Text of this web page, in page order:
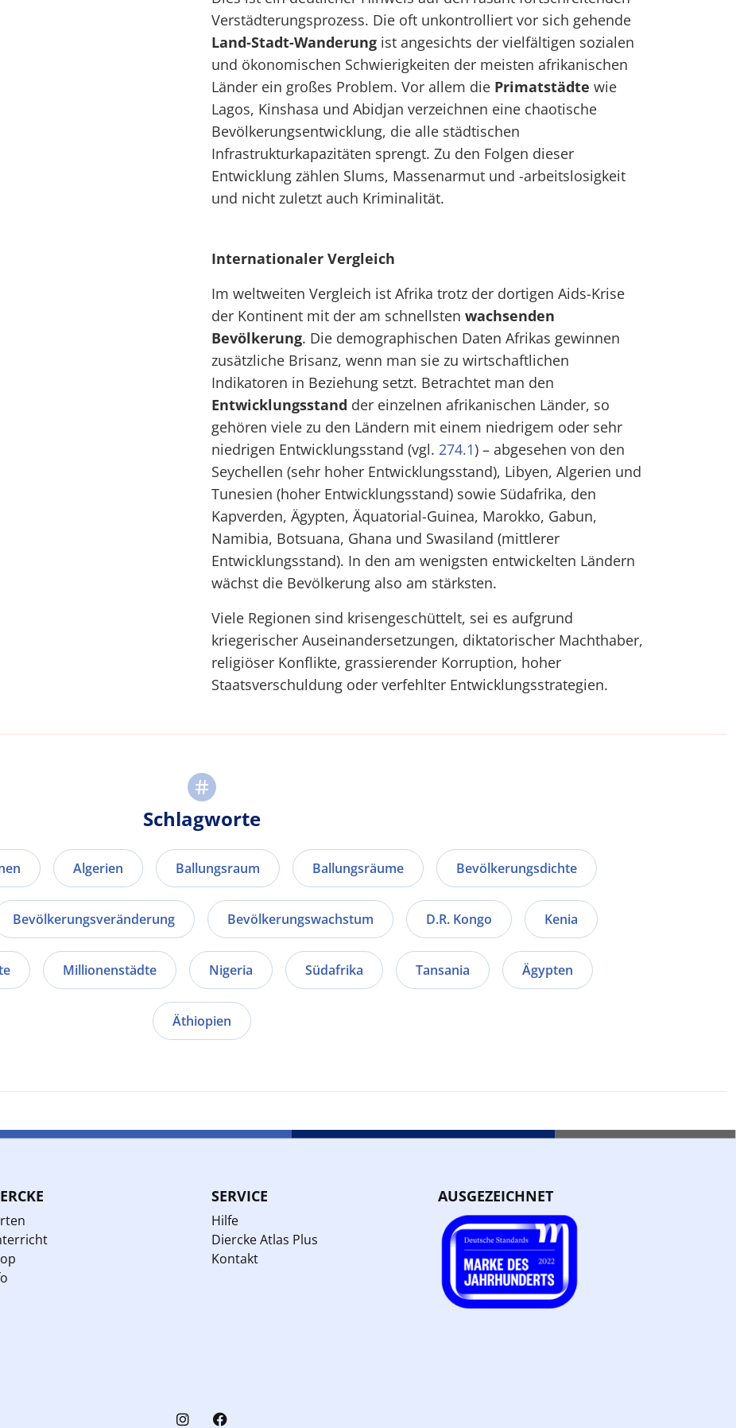
Verstädterungsprozess. Die oft unkontrolliert vor sich gehende
Land-Stadt-Wanderung ist angesichts der vielfältigen sozialen
und ökonomischen Schwierigkeiten der meisten afrikanischen
Länder ein großes Problem. Vor allem die Primatstädte wie
Lagos, Kinshasa und Abidjan verzeichnen eine chaotische
Bevölkerungsentwicklung, die alle städtischen
Infrastrukturkapazitäten sprengt. Zu den Folgen dieser
Entwicklung zählen Slums, Massenarmut und -arbeitslosigkeit
und nicht zuletzt auch Kriminalität.
Internationaler Vergleich
Im weltweiten Vergleich ist Afrika trotz der dortigen Aids-Krise
der Kontinent mit der am schnellsten wachsenden
Bevölkerung. Die demographischen Daten Afrikas gewinnen
zusätzliche Brisanz, wenn man sie zu wirtschaftlichen
Indikatoren in Beziehung setzt. Betrachtet man den
Entwicklungsstand der einzelnen afrikanischen Länder, so
gehören viele zu den Ländern mit einem niedrigem oder sehr
niedrigen Entwicklungsstand (vgl. 274.1) – abgesehen von den
Seychellen (sehr hoher Entwicklungsstand), Libyen, Algerien und
Tunesien (hoher Entwicklungsstand) sowie Südafrika, den
Kapverden, Ägypten, Äquatorial-Guinea, Marokko, Gabun,
Namibia, Botsuana, Ghana und Swasiland (mittlerer
Entwicklungsstand). In den am wenigsten entwickelten Ländern
wächst die Bevölkerung also am stärksten.
Viele Regionen sind krisengeschüttelt, sei es aufgrund
kriegerischer Auseinandersetzungen, diktatorischer Machthaber,
religiöser Konflikte, grassierender Korruption, hoher
Staatsverschuldung oder verfehlter Entwicklungsstrategien.
Schlagworte
Algerien Ballungsraum Ballungsräume Bevölkerungsdichte
Bevölkerungsveränderung Bevölkerungswachstum D.R. Kongo Kenia
Millionenstädte Nigeria Südafrika Tansania Ägypten
Äthiopien
SERVICE
Hilfe
Diercke Atlas Plus
Kontakt
AUSGEZEICHNET